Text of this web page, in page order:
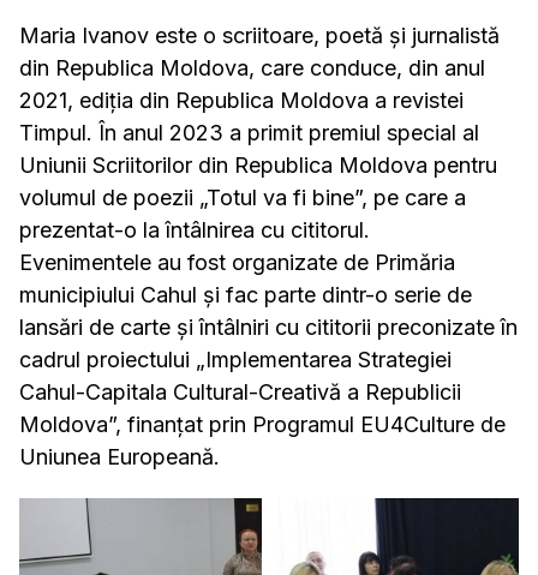
Maria Ivanov este o scriitoare, poetă și jurnalistă
din Republica Moldova, care conduce, din anul
2021, ediția din Republica Moldova a revistei
Timpul. În anul 2023 a primit premiul special al
Uniunii Scriitorilor din Republica Moldova pentru
volumul de poezii „Totul va fi bine”, pe care a
prezentat-o la întâlnirea cu cititorul.
Evenimentele au fost organizate de Primăria
municipiului Cahul și fac parte dintr-o serie de
lansări de carte și întâlniri cu cititorii preconizate în
cadrul proiectului „Implementarea Strategiei
Cahul-Capitala Cultural-Creativă a Republicii
Moldova”, finanțat prin Programul EU4Culture de
Uniunea Europeană.